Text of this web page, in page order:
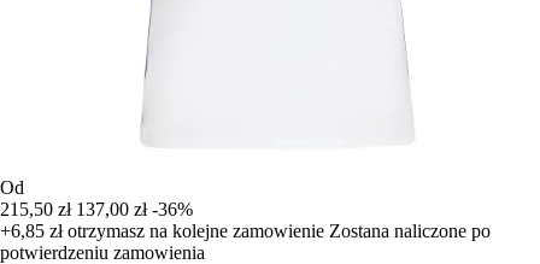
Od
215,50 zł 137,00 zł -36%
+6,85 złotrzymasz na kolejne zamowienie Zostana naliczone po
potwierdzeniu zamowienia